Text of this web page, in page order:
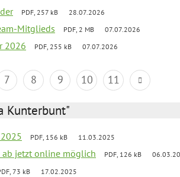
PDF, 257 kB 28.07.2026
Mitglieds PDF, 2 MB 07.07.2026
2026 PDF, 255 kB 07.07.2026
7 8 9 10 11
Kunterbunt"
PDF, 156 kB 11.03.2025
jetzt online möglich PDF, 126 kB
73 kB 17.02.2025